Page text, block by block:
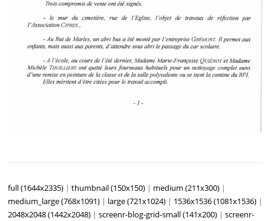
full (1644x2335) |thumbnail (150x150) | medium (211x300) |
medium_large (768x1091) | large (721x1024) | 1536x1536 (1081x1536) |
2048x2048 (1442x2048) |screenr-blog-grid-small (141x200) |screenr-